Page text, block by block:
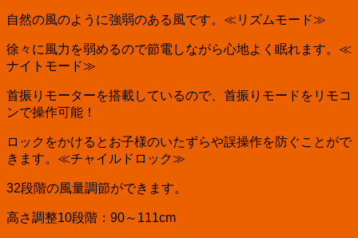
自然の風のように強弱のある風です。≪リズムモード≫
徐々に風力を弱めるので節電しながら心地よく眠れます。≪
ナイトモード≫
首振りモーターを搭載しているので、首振りモードをリモコ
ンで操作可能！
ロックをかけるとお子様のいたずらや誤操作を防ぐことがで
きます。≪チャイルドロック≫
32段階の風量調節ができます。
高さ調整10段階：90～111cm